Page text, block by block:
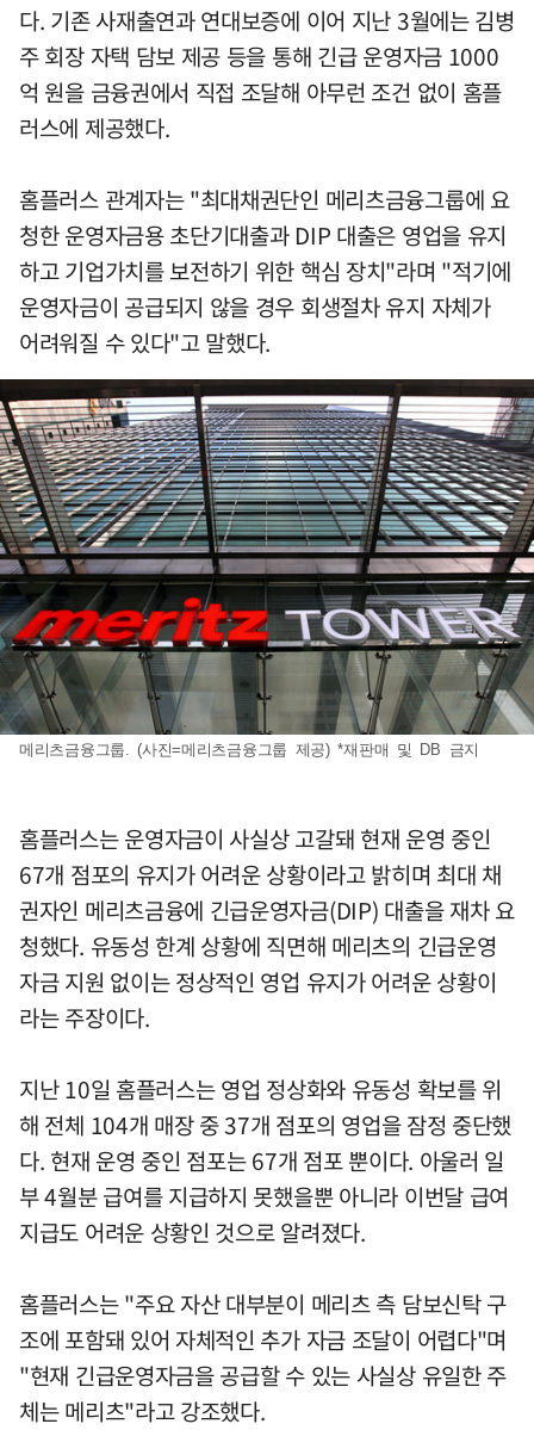
다. 기존 사재출연과 연대보증에 이어 지난 3월에는 김병
주 회장 자택 담보 제공 등을 통해 긴급 운영자금 1000
억 원을 금융권에서 직접 조달해 아무런 조건 없이 홈플
러스에 제공했다.
홈플러스 관계자는 "최대채권단인 메리츠금융그룹에 요
청한 운영자금용 초단기대출과 DIP 대출은 영업을 유지
하고 기업가치를 보전하기 위한 핵심 장치"라며 "적기에
운영자금이 공급되지 않을 경우 회생절차 유지 자체가
어려워질 수 있다"고 말했다.
메리츠금융그룹. (사진=메리츠금융그룹 제공) *재판매 및 DB 금지
홈플러스는 운영자금이 사실상 고갈돼 현재 운영 중인
67개 점포의 유지가 어려운 상황이라고 밝히며 최대 채
권자인 메리츠금융에 긴급운영자금(DIP) 대출을 재차 요
청했다. 유동성 한계 상황에 직면해 메리츠의 긴급운영
자금 지원 없이는 정상적인 영업 유지가 어려운 상황이
라는 주장이다.
지난 10일 홈플러스는 영업 정상화와 유동성 확보를 위
해 전체 104개 매장 중 37개 점포의 영업을 잠정 중단했
다. 현재 운영 중인 점포는 67개 점포 뿐이다. 아울러 일
부 4월분 급여를 지급하지 못했을뿐 아니라 이번달 급여
지급도 어려운 상황인 것으로 알려졌다.
홈플러스는 "주요 자산 대부분이 메리츠 측 담보신탁 구
조에 포함돼 있어 자체적인 추가 자금 조달이 어렵다"며
"현재 긴급운영자금을 공급할 수 있는 사실상 유일한 주
체는 메리츠"라고 강조했다.